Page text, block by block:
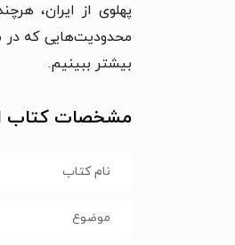
پهلوی از ایران،
محدودیت‌هایی که در
بیشتر ببینیم.
مشخصات کتاب
نام کتاب
موضوع